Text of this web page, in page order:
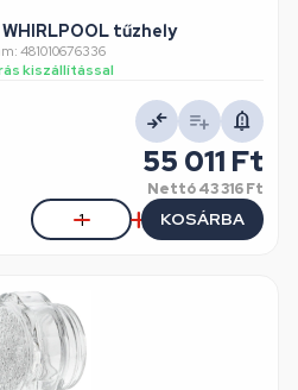
tűzhely
481010676336
kiszállítással
55 011 Ft
Nettó43 316 Ft
KOSÁRBA